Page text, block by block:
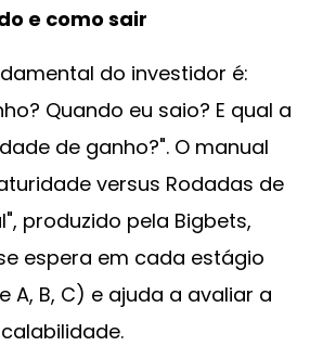
e como sair
do investidor é:
Quando eu saio? E qual a
de ganho?". O manual
versus Rodadas de
produzido pela Bigbets,
espera em cada estágio
A, B, C) e ajuda a avaliar a